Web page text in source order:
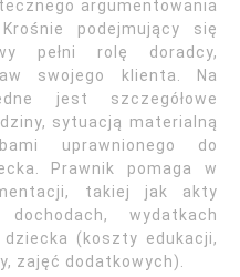
argumentowania
podejmujący się
pełni rolę doradcy,
swojego klienta. Na
jest szczegółowe
sytuacją materialną
uprawnionego do
Prawnik pomaga w
takiej jak akty
wydatkach
(koszty edukacji,
zajęć dodatkowych).